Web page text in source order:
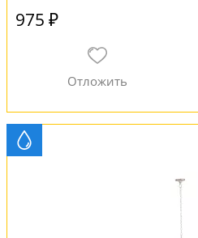
975 ₽